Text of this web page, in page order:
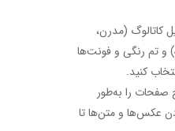
کاتالوگ (مدرن،
و تم رنگی و فونت‌ها
کنید.
را به‌طور
عکس‌ها و متن‌ها تا